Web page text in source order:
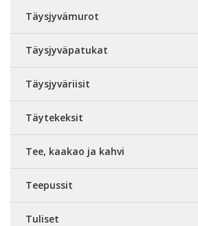
Täysjyvämurot
Täysjyväpatukat
Täysjyväriisit
Täytekeksit
Tee, kaakao ja kahvi
Teepussit
Tuliset